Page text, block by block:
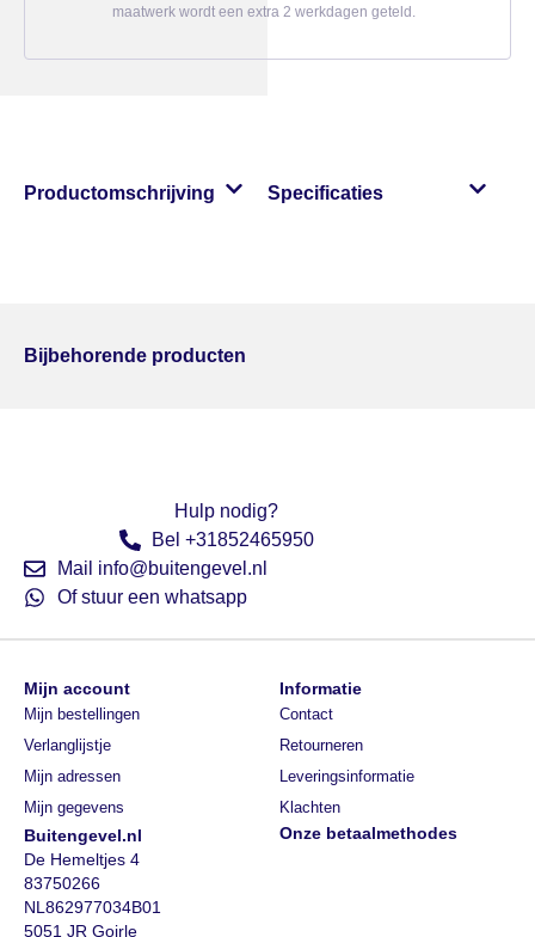
maatwerk wordt een extra 2 werkdagen geteld.
Productomschrijving Specificaties
Bijbehorende producten
Hulp nodig?
Bel +31852465950
Mail info@buitengevel.nl
Of stuur een whatsapp
Buitengevel.nl
De Hemeltjes 4
83750266
NL862977034B01
5051 JR Goirle
Onze betaalmethodes
Mijn account
Mijn bestellingen
Verlanglijstje
Mijn adressen
Mijn gegevens
Informatie
Contact
Retourneren
Leveringsinformatie
Klachten